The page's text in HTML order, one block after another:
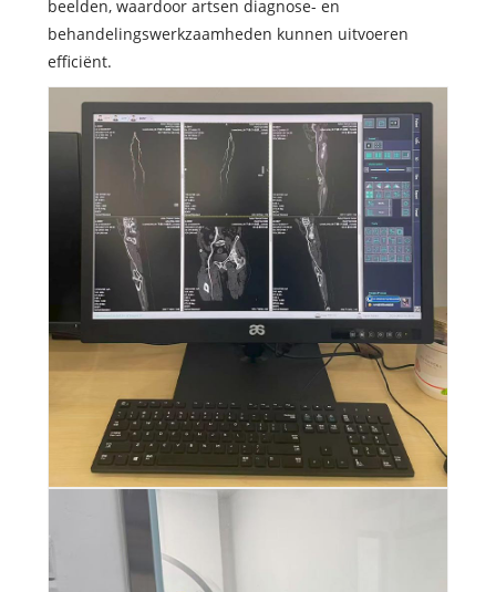
beelden, waardoor artsen diagnose- en
behandelingswerkzaamheden kunnen uitvoeren
efficiënt.